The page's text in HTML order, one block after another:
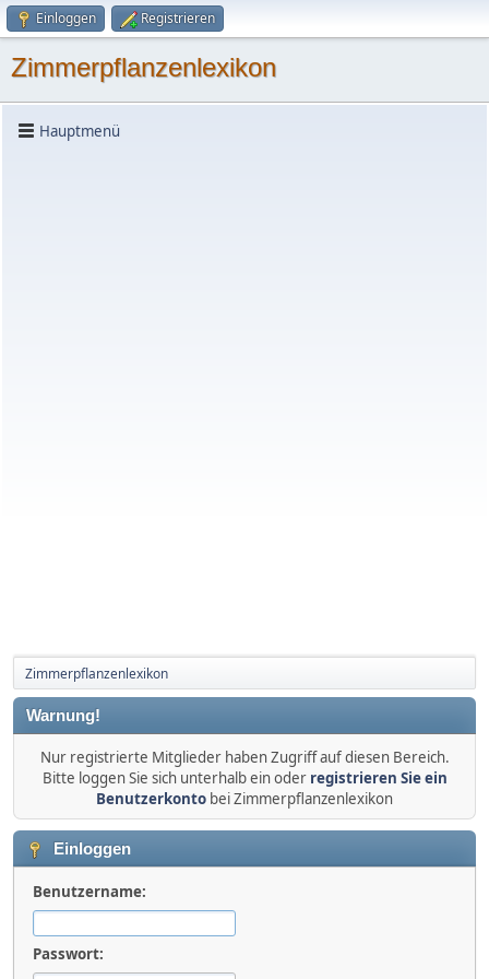
Einloggen Registrieren
Zimmerpflanzenlexikon
Hauptmenü
Zimmerpflanzenlexikon
Warnung!
Nur registrierte Mitglieder haben Zugriff auf diesen Bereich.
Bitte loggen Sie sich unterhalb ein oder registrieren Sie ein
Benutzerkonto bei Zimmerpflanzenlexikon
Einloggen
Benutzername:
Passwort: